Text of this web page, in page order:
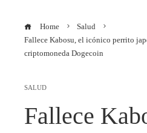
Home
Salud
Fallece Kabosu, el icónico perrito
criptomoneda Dogecoin
SALUD
Fallece